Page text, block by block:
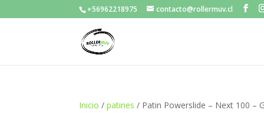
+56962218975 contacto@rollermuv.cl
Inicio /patines / Patin Powerslide – Next 100 –